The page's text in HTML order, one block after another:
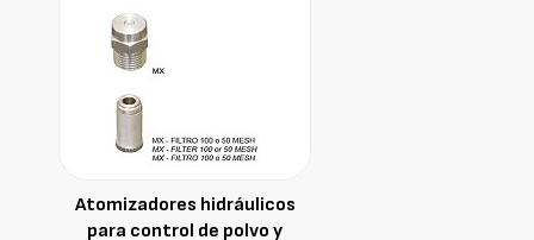
Atomizadores hidráulicos
para control de polvo y